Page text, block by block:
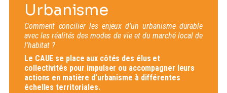
Urbanisme
Comment concilier les enjeux d’un urbanisme durable
avec les réalités des modes de vie et du marché local de
l’habitat ?
Le CAUE se place aux côtés des élus et
collectivités pour impulser ou accompagner leurs
actions en matière d’urbanisme à différentes
échelles territoriales.